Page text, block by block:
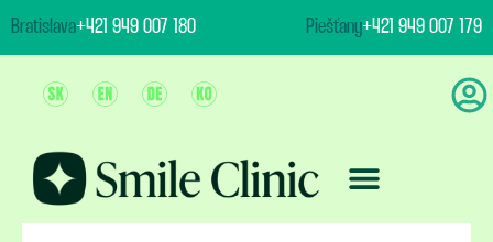
content
Bratislava+421 949 007 180 Piešťany+421 949 007 179